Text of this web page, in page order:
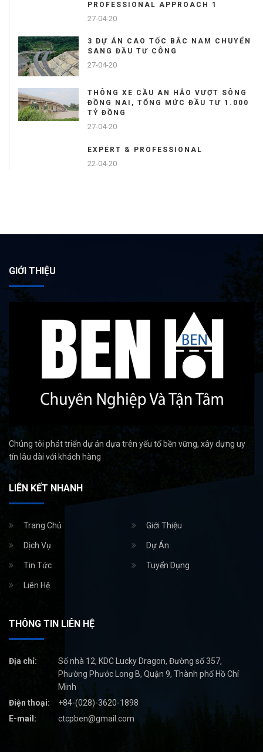
PROFESSIONAL APPROACH 1
27-04-20
3 DỰ ÁN CAO TỐC BẮC NAM CHUYỂN
SANG ĐẦU TƯ CÔNG
27-04-20
THÔNG XE CẦU AN HẢO VƯỢT SÔNG
ĐỒNG NAI, TỔNG MỨC ĐẦU TƯ 1.000
TỶ ĐỒNG
27-04-20
EXPERT & PROFESSIONAL
22-04-20
GIỚI THIỆU
Chúng tôi phát triển dự án dựa trên yếu tố bền vững, xây dựng uy
tín lâu dài với khách hàng
LIÊN KẾT NHANH
Trang Chủ Giới Thiệu
Dịch Vụ Dự Án
Tin Tức Tuyển Dụng
Liên Hệ
THÔNG TIN LIÊN HỆ
Địa chỉ:
Số nhà 12, KDC Lucky Dragon, Đường số 357,
Phường Phước Long B, Quận 9, Thành phố Hồ Chí
Minh
Điện thoại:
+84-(028)-3620-1898
E-mail:
ctcpben@gmail.com